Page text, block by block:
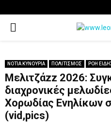
PRIMARY
ΝΟΤΙΑ ΚΥΝΟΥΡΙΑ ΠΟΛΙΤΙΣΜΟΣ ΡΟΗ
Μελιτζάzz 2026:
διαχρονικές
Χορωδίας Ενηλίκων
(vid,pics)